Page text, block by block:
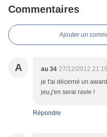
Commentaires
Ajouter un
A au 34 27/12/2012 21:16
je t'ai décerné un
jeu,j'en serai ravie !
Répondre